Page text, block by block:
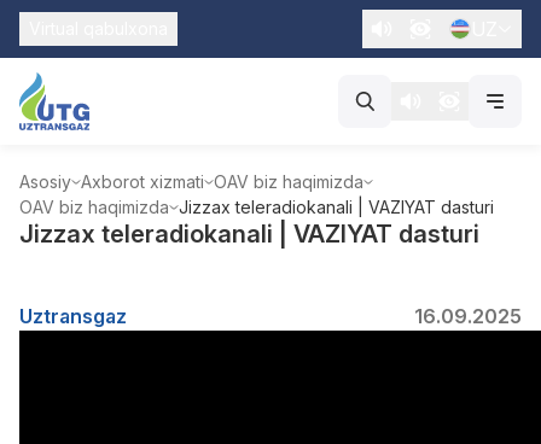
Asosiy Axborot xizmati OAV biz haqimizda
OAV biz haqimizda Jizzax teleradiokanali | VAZIYAT dasturi
Jizzax teleradiokanali | VAZIYAT dasturi
Uztransgaz 16.09.2025